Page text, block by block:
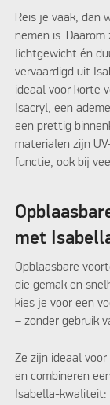
Reis je vaak, dan
nemen is.
lichtgewicht én
vervaardigd uit
ideaal voor korte
Isacryl, een
een prettig
materialen zijn
functie, ook bij
met
Opblaasbare
die gemak en
kies je voor een
– zonder gebruik
Ze zijn ideaal
en combineren
Isabella-